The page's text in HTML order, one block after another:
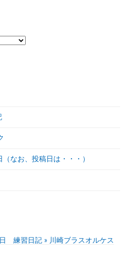
なお、投稿日は・・・）
練習日記 » 川崎ブラスオルケス